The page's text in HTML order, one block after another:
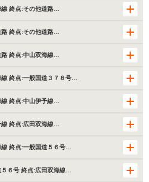
線 終点:その他道路…
路 終点:その他道路…
路 終点:中山双海線…
終点:一般国道３７８号…
線 終点:中山伊予線…
線 終点:広田双海線…
終点:一般国道５６号…
６号 終点:広田双海線…